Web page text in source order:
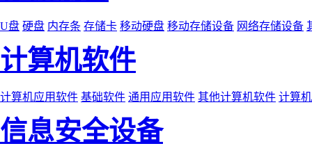
U盘 硬盘 内存条 存储卡 移动硬盘 移动存储设备 网络存储设备
计算机软件
计算机应用软件 基础软件 通用应用软件 其他计算机软件 计算
信息安全设备